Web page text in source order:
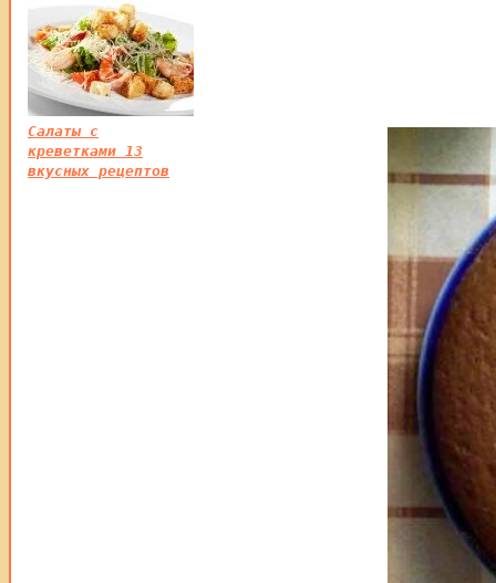
Салаты с
креветками 13
вкусных рецептов